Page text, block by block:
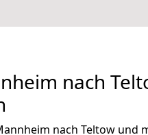
nach
nach Teltow und